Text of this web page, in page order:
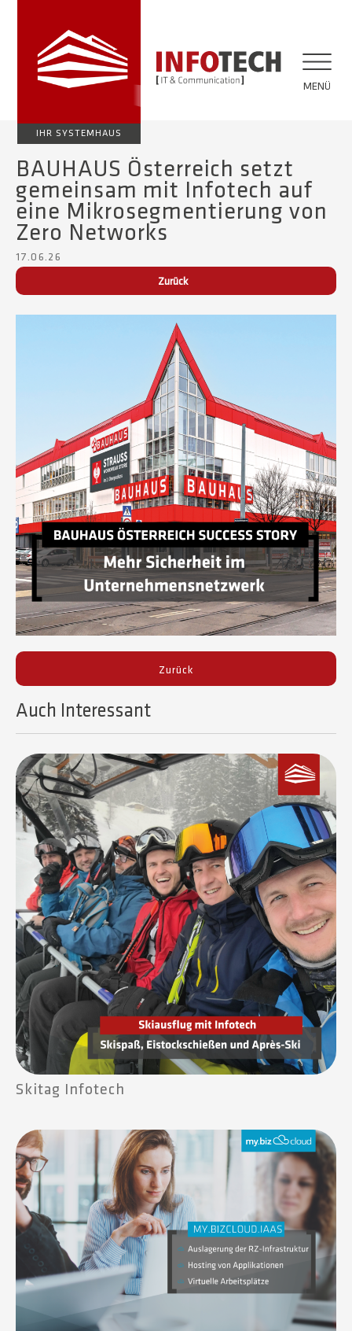
IHR SYSTEMHAUS
MENÜ
BAUHAUS Österreich setzt
gemeinsam mit Infotech auf
eine Mikrosegmentierung von
Zero Networks
17.06.26
Zurück
Zurück
Auch Interessant​
Skitag Infotech